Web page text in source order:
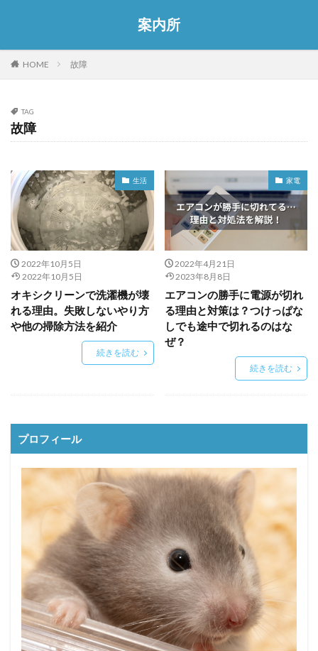
案内所
HOME 故障
TAG
故障
生活
2022年10月5日
2022年10月5日
オキシクリーンで洗濯機が壊
れる理由。失敗しないやり方
や他の掃除方法を紹介
続きを読む
家電
2022年4月21日
2023年8月8日
エアコンの勝手に電源が切れ
る理由と対策は？つけっぱな
しでも途中で切れるのはな
ぜ？
続きを読む
プロフィール